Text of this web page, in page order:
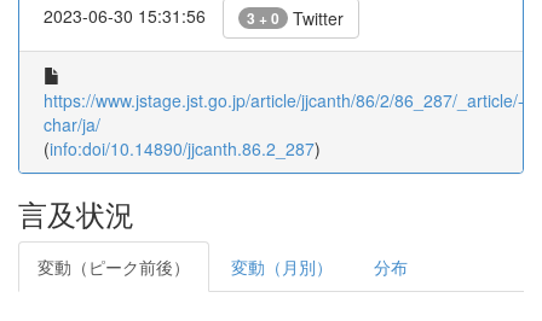
2023-06-30 15:31:56 3 + 0 Twitter
https://www.jstage.jst.go.jp/article/jjcanth/86/2/86_287/_article/-
char/ja/
(info:doi/10.14890/jjcanth.86.2_287)
言及状況
変動（ピーク前後） 変動（月別） 分布